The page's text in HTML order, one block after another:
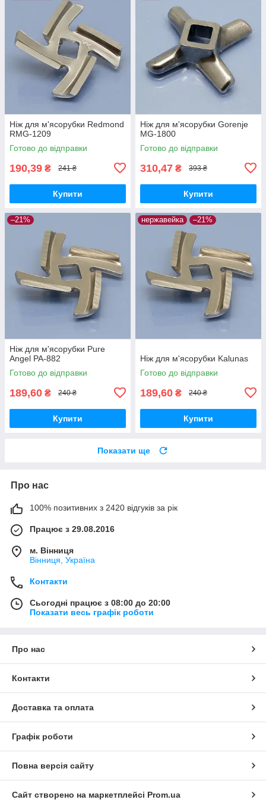
Ніж для м'ясорубки Redmond
RMG-1209
Готово до відправки
190,39 ₴ 241 ₴
Купити
Ніж для м'ясорубки Gorenje
MG-1800
Готово до відправки
310,47 ₴ 393 ₴
Купити
–21%
Ніж для м'ясорубки Pure
Angel PA-882
Готово до відправки
189,60 ₴ 240 ₴
Купити
нержавейка –21%
Ніж для м'ясорубки Kalunas
Готово до відправки
189,60 ₴ 240 ₴
Купити
Показати ще
Про нас
100% позитивних з 2420 відгуків за рік
Працює з 29.08.2016
м. Вінниця
Вінниця, Україна
Контакти
Сьогодні працює з 08:00 до 20:00
Показати весь графік роботи
Про нас
Контакти
Доставка та оплата
Графік роботи
Повна версія сайту
Сайт створено на маркетплейсі Prom.ua